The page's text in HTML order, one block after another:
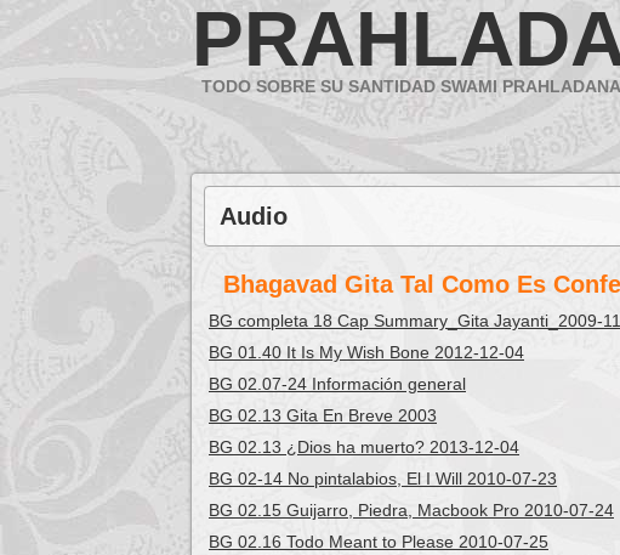
TODO SOBRE SU SANTIDAD SWAMI
Audio
Bhagavad Gita Tal Como Es
BG completa 18 Cap Summary_Gita Jayanti_2009-
BG 01.40 It Is My Wish Bone 2012-12-04
BG 02.07-24 Información general
BG 02.13 Gita En Breve 2003
BG 02.13 ¿Dios ha muerto? 2013-12-04
BG 02-14 No pintalabios, El I Will 2010-07-23
BG 02.15 Guijarro, Piedra, Macbook Pro 2010-07-24
BG 02.16 Todo Meant to Please 2010-07-25